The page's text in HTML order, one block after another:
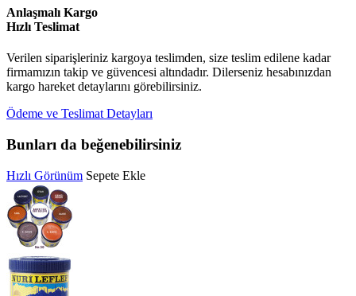
Anlaşmalı Kargo
Hızlı Teslimat
Verilen siparişleriniz kargoya teslimden, size teslim edilene kadar
firmamızın takip ve güvencesi altındadır. Dilerseniz hesabınızdan
kargo hareket detaylarını görebilirsiniz.
Ödeme ve Teslimat Detayları
Bunları da beğenebilirsiniz
Hızlı Görünüm Sepete Ekle